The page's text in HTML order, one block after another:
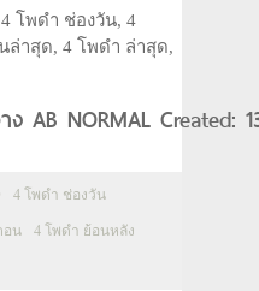
โพดำ ช่องวัน, 4
ล่าสุด, 4 โพดำ ล่าสุด,
AB NORMAL Created:
4 โพดำ ช่องวัน
อน 4 โพดำ ย้อนหลัง